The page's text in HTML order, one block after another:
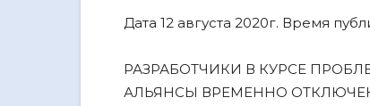
Дата 12 августа 2020г. Время
РАЗРАБОТЧИКИ В КУРСЕ
АЛЬЯНСЫ ВРЕМЕННО